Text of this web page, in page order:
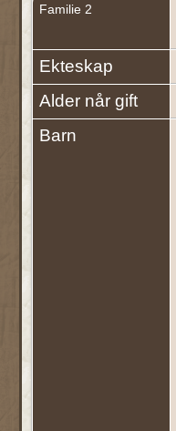
Familie 2
Ekteskap
Alder når gift
Barn